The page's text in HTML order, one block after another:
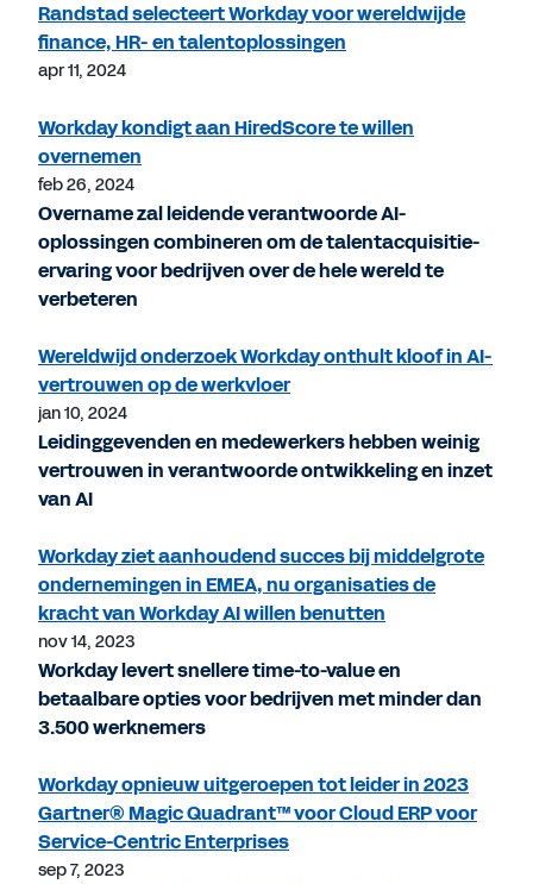
Randstad selecteert Workday voor wereldwijde
finance, HR- en talentoplossingen
apr 11, 2024
Workday kondigt aan HiredScore te willen
overnemen
feb 26, 2024
Overname zal leidende verantwoorde AI-
oplossingen combineren om de talentacquisitie-
ervaring voor bedrijven over de hele wereld te
verbeteren
Wereldwijd onderzoek Workday onthult kloof in AI-
vertrouwen op de werkvloer
jan 10, 2024
Leidinggevenden en medewerkers hebben weinig
vertrouwen in verantwoorde ontwikkeling en inzet
van AI
Workday ziet aanhoudend succes bij middelgrote
ondernemingen in EMEA, nu organisaties de
kracht van Workday AI willen benutten
nov 14, 2023
Workday levert snellere time-to-value en
betaalbare opties voor bedrijven met minder dan
3.500 werknemers
Workday opnieuw uitgeroepen tot leider in 2023
Gartner® Magic Quadrant™ voor Cloud ERP voor
Service-Centric Enterprises
sep 7, 2023